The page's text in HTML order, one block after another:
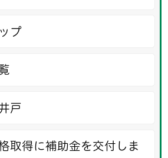
プ
戸
取得に補助金を交付しま